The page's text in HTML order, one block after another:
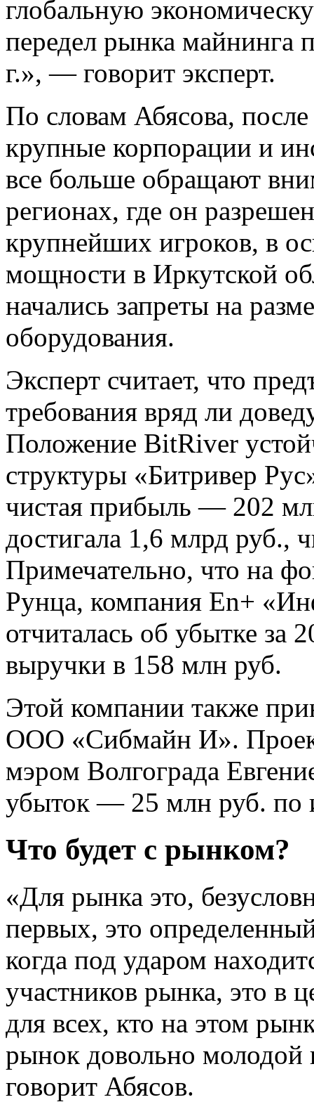
глобальную
передел рынка майнинга
г.», — говорит эксперт.
По словам Абясова,
крупные корпорации и
все больше обращают
регионах, где он
крупнейших игроков, в
мощности в Иркутской
начались запреты на
оборудования.
Эксперт считает, что
требования вряд ли
Положение BitRiver
структуры «Битривер
чистая прибыль — 202
достигала 1,6 млрд руб.,
Примечательно, что на
Рунца, компания En+
отчиталась об убытке за
выручки в 158 млн руб.
Этой компании также
ООО «Сибмайн И».
мэром Волгограда
убыток — 25 млн руб. по
Что будет с рынком?
«Для рынка это,
первых, это
когда под ударом
участников рынка, это в
для всех, кто на этом
рынок довольно
говорит Абясов.